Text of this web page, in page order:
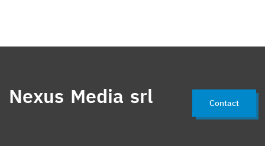
Nexus Media srl Contact